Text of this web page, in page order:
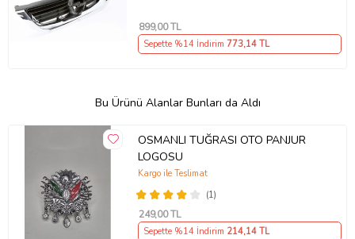
899,00 TL
Sepette %14 İndirim 773,14 TL
Bu Ürünü Alanlar Bunları da Aldı
OSMANLI TUĞRASI OTO PANJUR
LOGOSU
(1)
Kargo ile Teslimat
249,00 TL
Sepette %14 İndirim 214,14 TL